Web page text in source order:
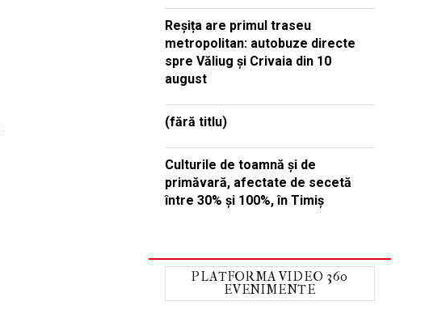
Reșița are primul traseu
metropolitan: autobuze directe
spre Văliug și Crivaia din 10
august
(fără titlu)
Culturile de toamnă și de
primăvară, afectate de secetă
între 30% și 100%, în Timiș
PLATFORMA VIDEO 360
EVENIMENTE